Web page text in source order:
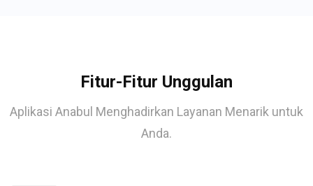
Fitur-Fitur Unggulan
Aplikasi Anabul Menghadirkan Layanan Menarik untuk
Anda.